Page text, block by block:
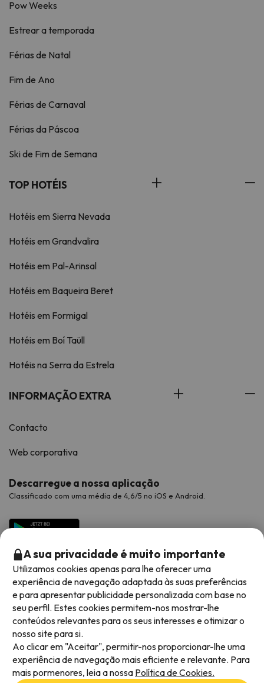
Pow Weeks
Estrear a temporada
Férias de Natal
Fim de Ano
Férias de Carnaval
Férias da Páscoa
Ski de Fim de Semana
TOP HOTÉIS
Hotéis em Sierra Nevada
Hotéis em Grandvalira
Hotéis em Pal-Arinsal
Hotéis em Baqueira Beret
Hotéis em Formigal
Hotéis em Boí Taüll
Hotéis na Serra da Estrela
INFORMAÇÃO EXTRA
Contacto
Web corporativa
Descarregue a nossa aplicação
Classificado com uma média de 4,6/5 no iOS e Android.
Métodos de pagamento disponíveis
A sua privacidade é muito importante
Utilizamos cookies apenas para lhe oferecer uma
experiência de navegação adaptada às suas preferências
e para apresentar publicidade personalizada com base no
seu perfil. Estes cookies permitem-nos mostrar-lhe
conteúdos relevantes para os seus interesses e otimizar o
nosso site para si.
Ao clicar em "Aceitar", permitir-nos proporcionar-lhe uma
experiência de navegação mais eficiente e relevante. Para
mais pormenores, leia a nossa Política de Cookies.